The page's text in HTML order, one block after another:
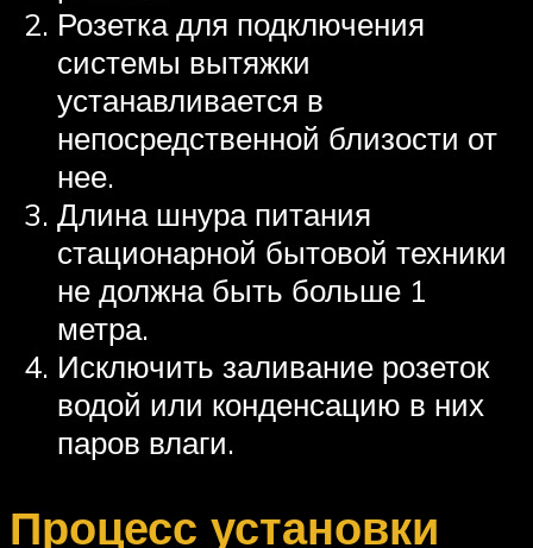
Розетка для подключения
системы вытяжки
устанавливается в
непосредственной близости от
нее.
Длина шнура питания
стационарной бытовой техники
не должна быть больше 1
метра.
Исключить заливание розеток
водой или конденсацию в них
паров влаги.
Процесс установки